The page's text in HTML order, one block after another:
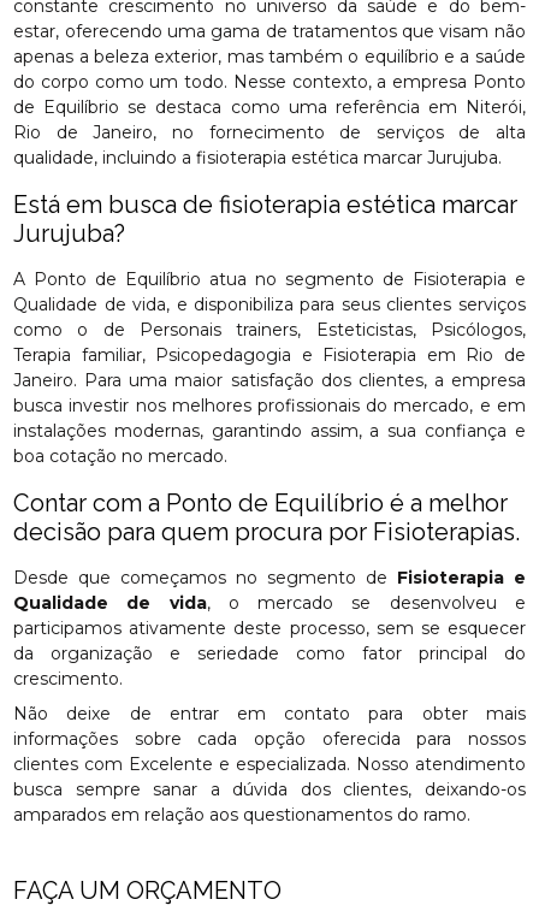
constante crescimento no universo da saúde e do bem-
estar, oferecendo uma gama de tratamentos que visam não
apenas a beleza exterior, mas também o equilíbrio e a saúde
do corpo como um todo. Nesse contexto, a empresa Ponto
de Equilíbrio se destaca como uma referência em Niterói,
Rio de Janeiro, no fornecimento de serviços de alta
qualidade, incluindo a fisioterapia estética marcar Jurujuba.
Está em busca de fisioterapia estética marcar
Jurujuba?
A Ponto de Equilíbrio atua no segmento de Fisioterapia e
Qualidade de vida, e disponibiliza para seus clientes serviços
como o de Personais trainers, Esteticistas, Psicólogos,
Terapia familiar, Psicopedagogia e Fisioterapia em Rio de
Janeiro. Para uma maior satisfação dos clientes, a empresa
busca investir nos melhores profissionais do mercado, e em
instalações modernas, garantindo assim, a sua confiança e
boa cotação no mercado.
Contar com a Ponto de Equilíbrio é a melhor
decisão para quem procura por Fisioterapias.
Desde que começamos no segmento de Fisioterapia e
Qualidade de vida, o mercado se desenvolveu e
participamos ativamente deste processo, sem se esquecer
da organização e seriedade como fator principal do
crescimento.
Não deixe de entrar em contato para obter mais
informações sobre cada opção oferecida para nossos
clientes com Excelente e especializada. Nosso atendimento
busca sempre sanar a dúvida dos clientes, deixando-os
amparados em relação aos questionamentos do ramo.
FAÇA UM ORÇAMENTO